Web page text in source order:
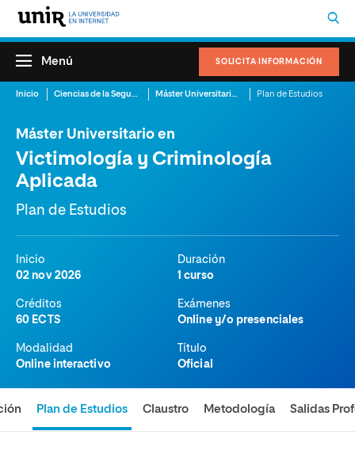
SOLICITA INFORMACIÓN
Menú
Inicio Ciencias de la Seguridad Máster Universitario en Victimología y Criminología Aplicada Plan de Estudios
Máster Universitario en
Victimología y Criminología
Aplicada
Plan de Estudios
Inicio
02 nov 2026
Duración
1 curso
Créditos
60 ECTS
Exámenes
Online y/o presenciales
Modalidad
Online interactivo
Título
Oficial
Plan de Estudios Claustro Metodología Salidas